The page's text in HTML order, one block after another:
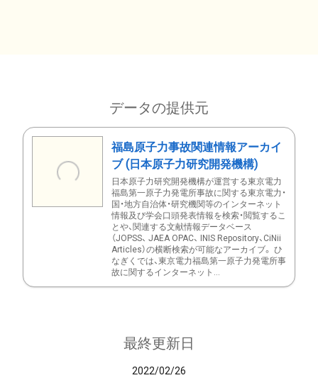
データの提供元
福島原子力事故関連情報アーカイ
ブ (日本原子力研究開発機構)
日本原子力研究開発機構が運営する東京電力
福島第一原子力発電所事故に関する東京電力・
国・地方自治体・研究機関等のインターネット
情報及び学会口頭発表情報を検索・閲覧するこ
とや、関連する文献情報データベース
（JOPSS、 JAEA OPAC、 INIS Repository、CiNii
Articles）の横断検索が可能なアーカイブ。 ひ
なぎくでは、東京電力福島第一原子力発電所事
故に関するインターネット...
最終更新日
2022/02/26